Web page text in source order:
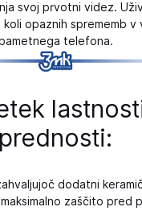
svoj prvotni videz.
koli opaznih sprememb v
telefona.
prednosti:
dodatni
zaščito pred